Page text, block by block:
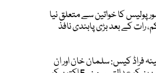
پولیس کا خواتین سے متعلق نیا
رات کے بعد بڑی پابندی نافذ
فراڈ کیس: سلمان خان اور ان